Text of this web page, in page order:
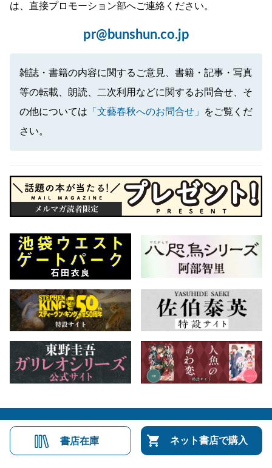
は、直接プロモーション部へご連絡ください。
pr@bunshun.co.jp
雑誌・書籍の内容に関するご意見、書籍・記事・写真
等の転載、朗読、二次利用などに関するお問合せ、そ
の他については 「文藝春秋へのお問合せ」
をご覧くだ
さい。
書店在庫 ネット書店で購入
会社概要 自費出版のご案内 お問合せ
株式会社文藝春秋 Number Web
CREA WEB
Copyright © Bungeishunju Ltd.